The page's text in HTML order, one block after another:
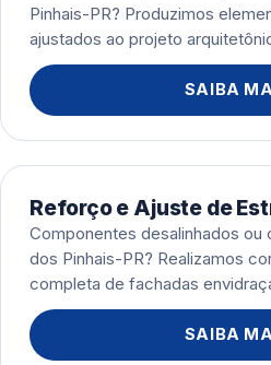
Pinhais-PR? Produzimos
ajustados ao projeto
SAIBA
Reforço e Ajuste de
Componentes desalinhados ou
dos Pinhais-PR? Realizamos
completa de fachadas
SAIBA